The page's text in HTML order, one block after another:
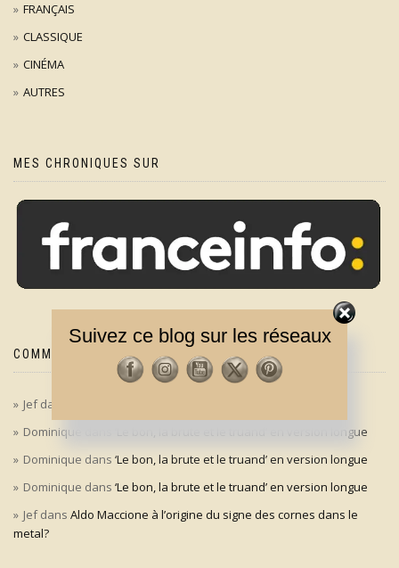
FRANÇAIS
CLASSIQUE
CINÉMA
AUTRES
MES CHRONIQUES SUR
COMMENTAIRES RÉCENTS
Jefdans
Dominique
‘Le bon, la brute et le truand’ en version longue
Dominique dans ‘Le bon, la brute et le truand’ en version longue
Dominique dans ‘Le bon, la brute et le truand’ en version longue
Jefdans Aldo Maccione à l’origine du signe des cornes dans le
metal?
Suivez ce blog sur les réseaux